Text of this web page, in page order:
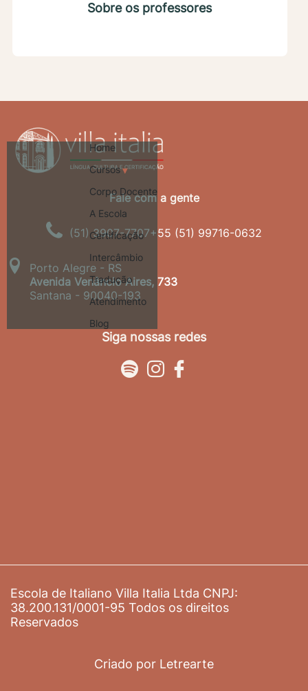
Sobre os professores
Home
Cursos
Corpo Docente
A Escola
Certificação
Intercâmbio
Tradução
Atendimento
Blog
(51) 3907-7707+55 (51) 99716-0632
Porto Alegre - RS
Avenida Venâncio Aires, 733
Santana - 90040-193
Siga nossas redes
  
Criado por Letrearte